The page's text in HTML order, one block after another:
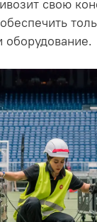
свою
оборудование.